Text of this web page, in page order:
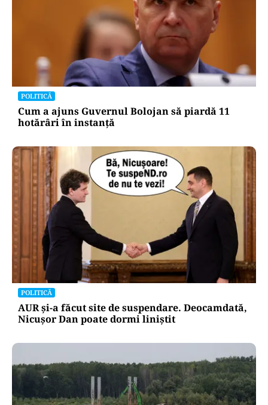
POLITICĂ
Cum a ajuns Guvernul Bolojan să piardă 11
hotărâri în instanță
POLITICĂ
AUR și-a făcut site de suspendare. Deocamdată,
Nicușor Dan poate dormi liniștit